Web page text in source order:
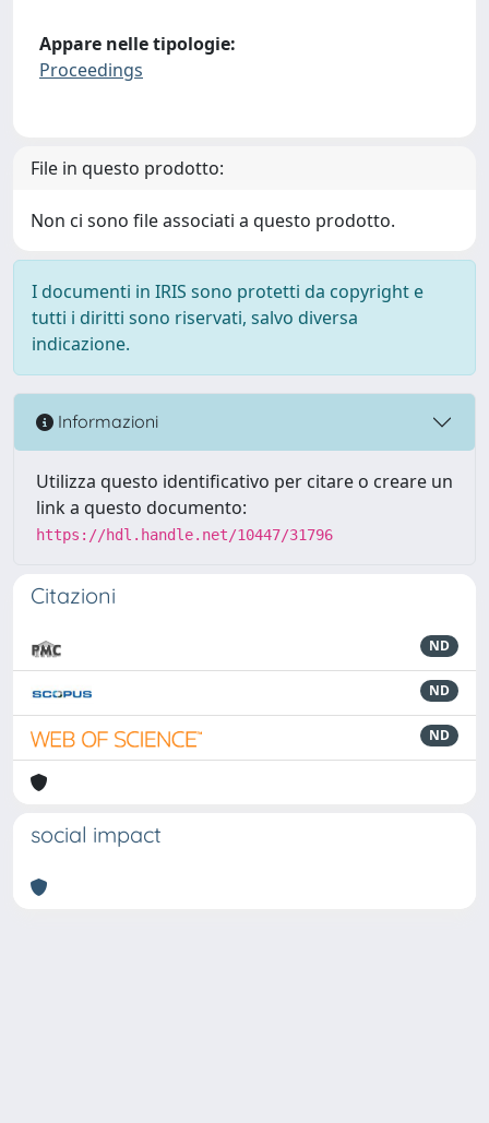
Appare nelle tipologie:
Proceedings
File in questo prodotto:
Non ci sono file associati a questo prodotto.
I documenti in IRIS sono protetti da copyright e
tutti i diritti sono riservati, salvo diversa
indicazione.
Informazioni
Utilizza questo identificativo per citare o creare un
link a questo documento:
https://hdl.handle.net/10447/31796
Citazioni
ND
ND
ND
social impact